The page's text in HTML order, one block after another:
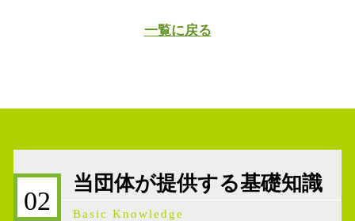
一覧に戻る
02
当団体が提供する基礎知識
Basic Knowledge